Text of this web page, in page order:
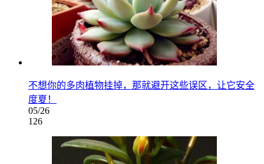
不想你的多肉植物挂掉，那就避开这些误区，让它安全
度夏！
05/26
126